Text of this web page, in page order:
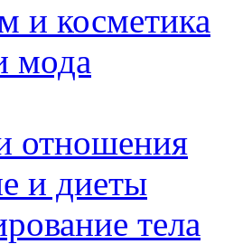
и косметика
мода
отношения
и диеты
тела